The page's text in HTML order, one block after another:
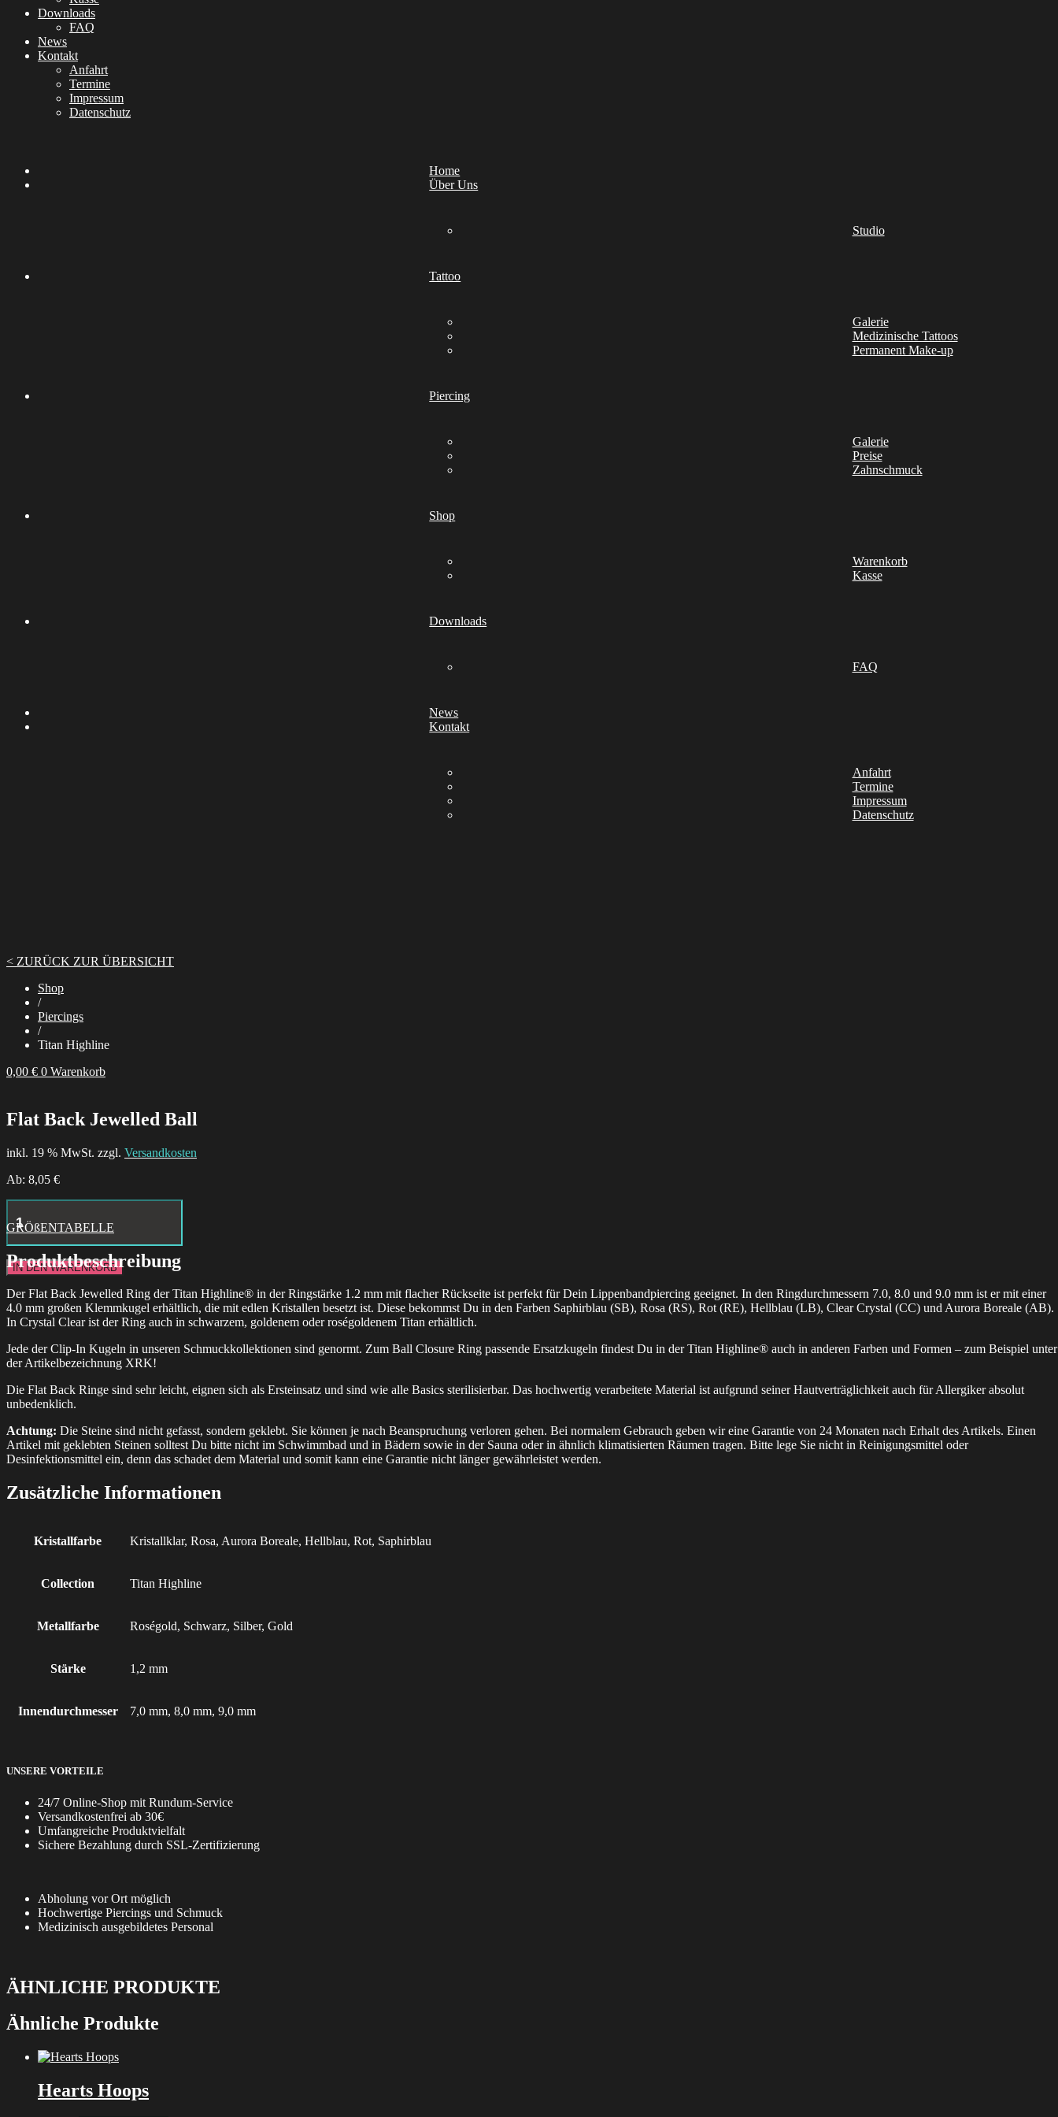
Downloads
FAQ
News
Kontakt
Anfahrt
Termine
Impressum
Datenschutz
Home
Über Uns
Studio
Tattoo
Galerie
Medizinische Tattoos
Permanent Make-up
Piercing
Galerie
Preise
Zahnschmuck
Shop
Warenkorb
Kasse
Downloads
FAQ
News
Kontakt
Anfahrt
Termine
Impressum
Datenschutz
< ZURÜCK ZUR ÜBERSICHT
Shop
/
Piercings
/
Titan Highline
0,00 € 0 Warenkorb
Flat Back Jewelled Ball
inkl. 19 % MwSt. zzgl. Versandkosten
Ab: 8,05 €
Hustle
Butter
Deluxe
Tattoo
Aftercare
24x
Box
Menge
IN DEN WARENKORB
GRÖßENTABELLE
Produktbeschreibung
Der Flat Back Jewelled Ring der Titan Highline® in der Ringstärke 1.2 mm mit flacher Rückseite ist perfekt für Dein Lippenbandpiercing geeignet. In den Ringdurchmessern 7.0, 8.0 und 9.0 mm ist er mit einer
4.0 mm großen Klemmkugel erhältlich, die mit edlen Kristallen besetzt ist. Diese bekommst Du in den Farben Saphirblau (SB), Rosa (RS), Rot (RE), Hellblau (LB), Clear Crystal (CC) und Aurora Boreale (AB).
In Crystal Clear ist der Ring auch in schwarzem, goldenem oder roségoldenem Titan erhältlich.
Jede der Clip-In Kugeln in unseren Schmuckkollektionen sind genormt. Zum Ball Closure Ring passende Ersatzkugeln findest Du in der Titan Highline® auch in anderen Farben und Formen – zum Beispiel unter
der Artikelbezeichnung XRK!
Die Flat Back Ringe sind sehr leicht, eignen sich als Ersteinsatz und sind wie alle Basics sterilisierbar. Das hochwertig verarbeitete Material ist aufgrund seiner Hautverträglichkeit auch für Allergiker absolut
unbedenklich.
Achtung: Die Steine sind nicht gefasst, sondern geklebt. Sie können je nach Beanspruchung verloren gehen. Bei normalem Gebrauch geben wir eine Garantie von 24 Monaten nach Erhalt des Artikels. Einen
Artikel mit geklebten Steinen solltest Du bitte nicht im Schwimmbad und in Bädern sowie in der Sauna oder in ähnlich klimatisierten Räumen tragen. Bitte lege Sie nicht in Reinigungsmittel oder
Desinfektionsmittel ein, denn das schadet dem Material und somit kann eine Garantie nicht länger gewährleistet werden.
Zusätzliche Informationen
Kristallfarbe Kristallklar, Rosa, Aurora Boreale, Hellblau, Rot, Saphirblau
Collection Titan Highline
Metallfarbe Roségold, Schwarz, Silber, Gold
Stärke 1,2 mm
Innendurchmesser 7,0 mm, 8,0 mm, 9,0 mm
UNSERE VORTEILE
24/7 Online-Shop mit Rundum-Service
Versandkostenfrei ab 30€
Umfangreiche Produktvielfalt
Sichere Bezahlung durch SSL-Zertifizierung
Abholung vor Ort möglich
Hochwertige Piercings und Schmuck
Medizinisch ausgebildetes Personal
ÄHNLICHE PRODUKTE
Ähnliche Produkte
Hearts Hoops